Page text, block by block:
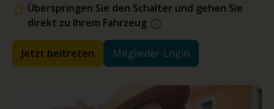
Überspringen Sie den Schalter und gehen Sie
direkt zu Ihrem Fahrzeug
Jetzt beitreten Mitglieder-Login